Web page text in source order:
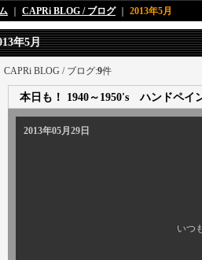
CAPRi BLOG / ブログ｜ 2013年5月
年5月
CAPRi BLOG / ブログ:9件
本日も！ 1940～1950's ハンドペ
2013年05月29日
いつも大変なご好評